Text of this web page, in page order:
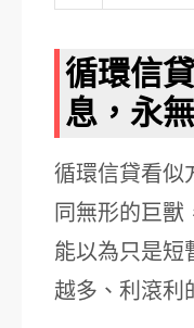
循環信
息，永
循環信貸看似
同無形的巨
能以為只是短
越多、利滾利